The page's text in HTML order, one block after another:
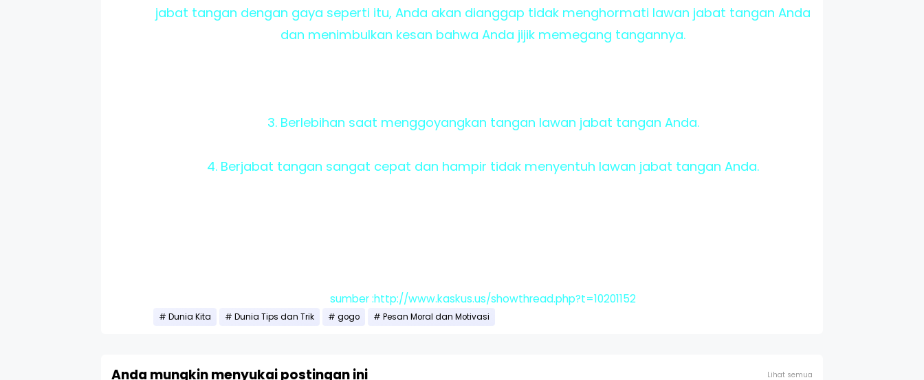
jabat tangan dengan gaya seperti itu, Anda akan dianggap tidak menghormati lawan jabat tangan Anda
dan menimbulkan kesan bahwa Anda jijik memegang tangannya.
3. Berlebihan saat menggoyangkan tangan lawan jabat tangan Anda.
4. Berjabat tangan sangat cepat dan hampir tidak menyentuh lawan jabat tangan Anda.
sumber :http://www.kaskus.us/showthread.php?t=10201152
Dunia Kita Dunia Tips dan Trik gogo Pesan Moral dan Motivasi
Anda mungkin menyukai postingan ini Lihat semua